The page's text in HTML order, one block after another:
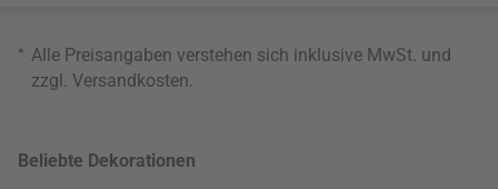
* Alle Preisangaben verstehen sich inklusive MwSt. und
zzgl. Versandkosten
Beliebte Dekorationen